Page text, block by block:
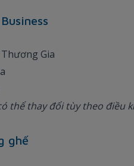
Gia
thể thay đổi tùy theo điều
ghế